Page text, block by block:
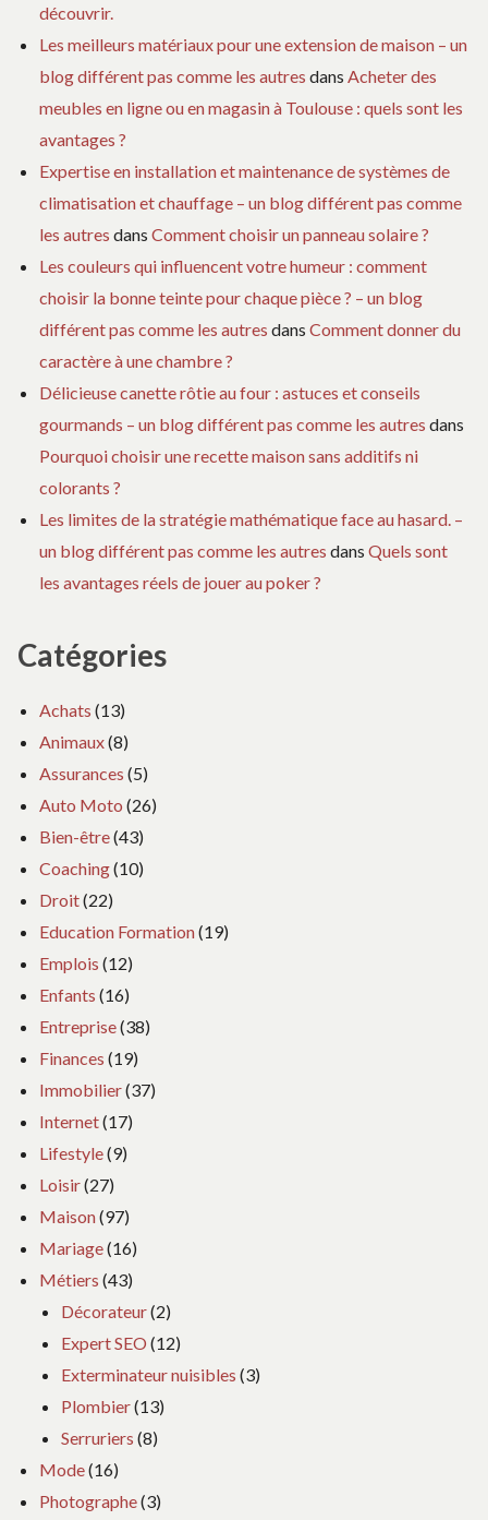
découvrir.
Les meilleurs matériaux pour une extension de maison – un
blog différent pas comme les autres dans Acheter des
meubles en ligne ou en magasin à Toulouse : quels sont les
avantages ?
Expertise en installation et maintenance de systèmes de
climatisation et chauffage – un blog différent pas comme
les autres dans Comment choisir un panneau solaire ?
Les couleurs qui influencent votre humeur : comment
choisir la bonne teinte pour chaque pièce ? – un blog
différent pas comme les autres dans Comment donner du
caractère à une chambre ?
Délicieuse canette rôtie au four : astuces et conseils
gourmands – un blog différent pas comme les autres dans
Pourquoi choisir une recette maison sans additifs ni
colorants ?
Les limites de la stratégie mathématique face au hasard. –
un blog différent pas comme les autres dans Quels sont
les avantages réels de jouer au poker ?
Catégories
Achats (13)
Animaux(8)
Assurances (5)
Auto Moto (26)
Bien-être(43)
Coaching(10)
Droit(22)
Education Formation(19)
Emplois (12)
Enfants (16)
Entreprise(38)
Finances (19)
Immobilier(37)
Internet(17)
Lifestyle(9)
Loisir(27)
Maison(97)
Mariage(16)
Métiers (43)
Décorateur(2)
Expert SEO (12)
Exterminateur nuisibles (3)
Plombier(13)
Serruriers (8)
Mode(16)
Photographe(3)